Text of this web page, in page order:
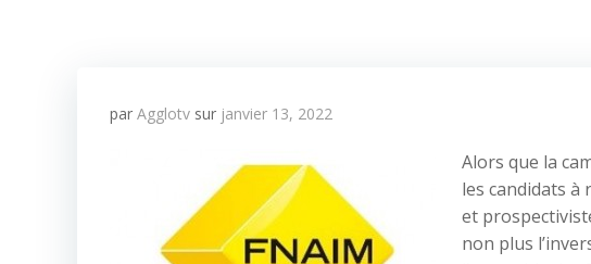
par Agglotv sur janvier 13, 2022
Alors que la
les candidats
et
non plus